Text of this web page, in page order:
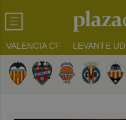
VALENCIA CF LEVANTE UD